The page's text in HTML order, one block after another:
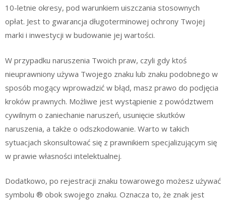
10-letnie okresy, pod warunkiem uiszczania stosownych
opłat. Jest to gwarancja długoterminowej ochrony Twojej
marki i inwestycji w budowanie jej wartości.
W przypadku naruszenia Twoich praw, czyli gdy ktoś
nieuprawniony używa Twojego znaku lub znaku podobnego w
sposób mogący wprowadzić w błąd, masz prawo do podjęcia
kroków prawnych. Możliwe jest wystąpienie z powództwem
cywilnym o zaniechanie naruszeń, usunięcie skutków
naruszenia, a także o odszkodowanie. Warto w takich
sytuacjach skonsultować się z prawnikiem specjalizującym się
w prawie własności intelektualnej.
Dodatkowo, po rejestracji znaku towarowego możesz używać
symbolu ® obok swojego znaku. Oznacza to, że znak jest